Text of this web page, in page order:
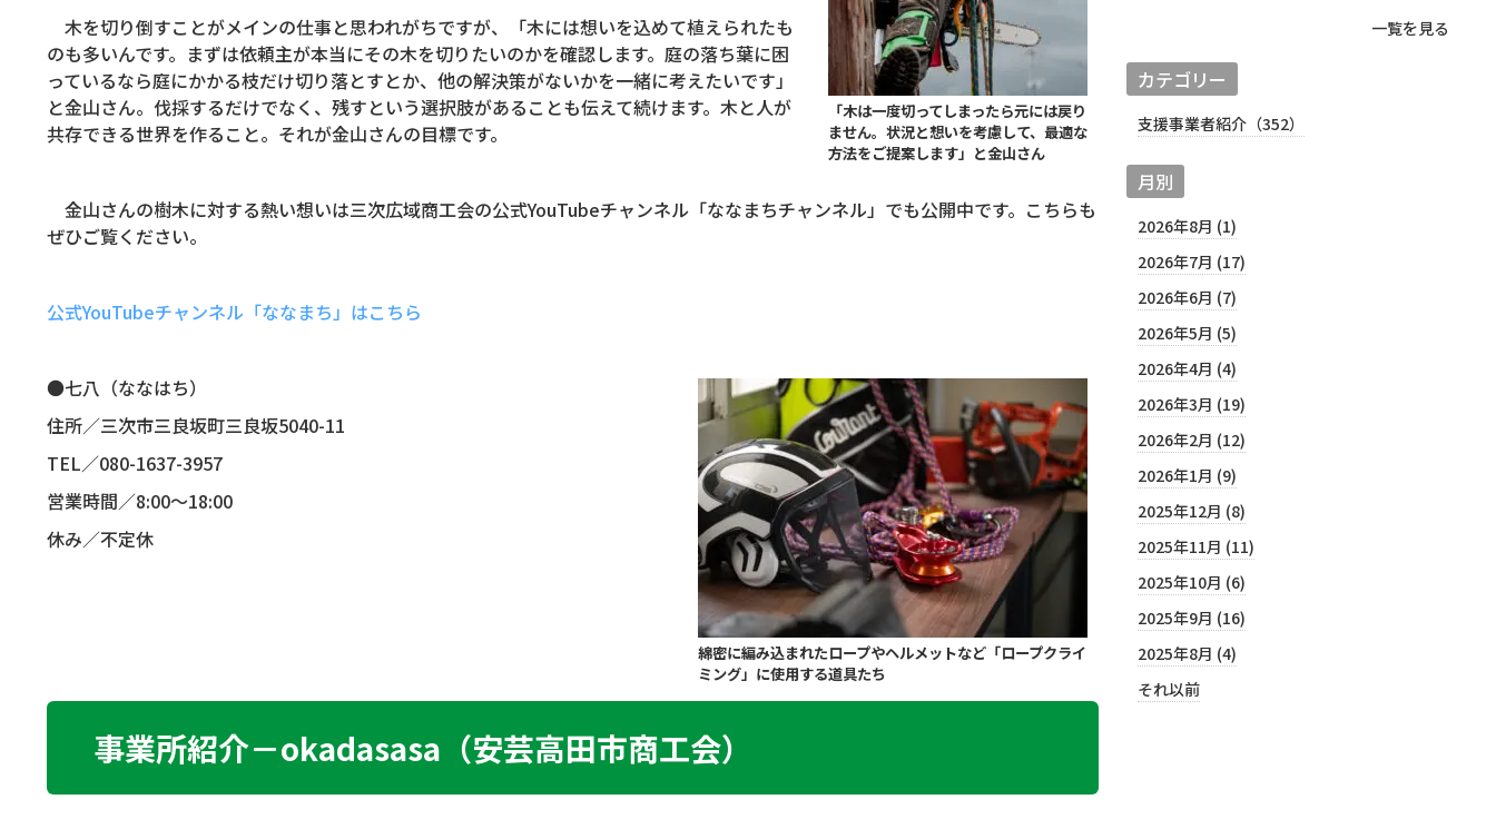
「木は一度切ってしまったら元には戻り
ません。状況と想いを考慮して、最適な
方法をご提案します」と金山さん
木を切り倒すことがメインの仕事と思われがちですが、「木には想いを込めて植えられたも
のも多いんです。まずは依頼主が本当にその木を切りたいのかを確認します。庭の落ち葉に困
っているなら庭にかかる枝だけ切り落とすとか、他の解決策がないかを一緒に考えたいです」
と金山さん。伐採するだけでなく、残すという選択肢があることも伝えて続けます。木と人が
共存できる世界を作ること。それが金山さんの目標です。
金山さんの樹木に対する熱い想いは三次広域商工会の公式YouTubeチャンネル「ななまちチャンネル」でも公開中です。こちらも
ぜひご覧ください。
公式YouTubeチャンネル「ななまち」はこちら
綿密に編み込まれたロープやヘルメットなど「ロープクライ
ミング」に使用する道具たち
●七八（ななはち）
住所／三次市三良坂町三良坂5040-11
TEL／080-1637-3957
営業時間／8:00～18:00
休み／不定休
事業所紹介－okadasasa（安芸高田市商工会）
一覧を見る
カテゴリー
支援事業者紹介（352）
月別
2026年8月 (1)
2026年7月 (17)
2026年6月 (7)
2026年5月 (5)
2026年4月 (4)
2026年3月 (19)
2026年2月 (12)
2026年1月 (9)
2025年12月 (8)
2025年11月 (11)
2025年10月 (6)
2025年9月 (16)
2025年8月 (4)
それ以前